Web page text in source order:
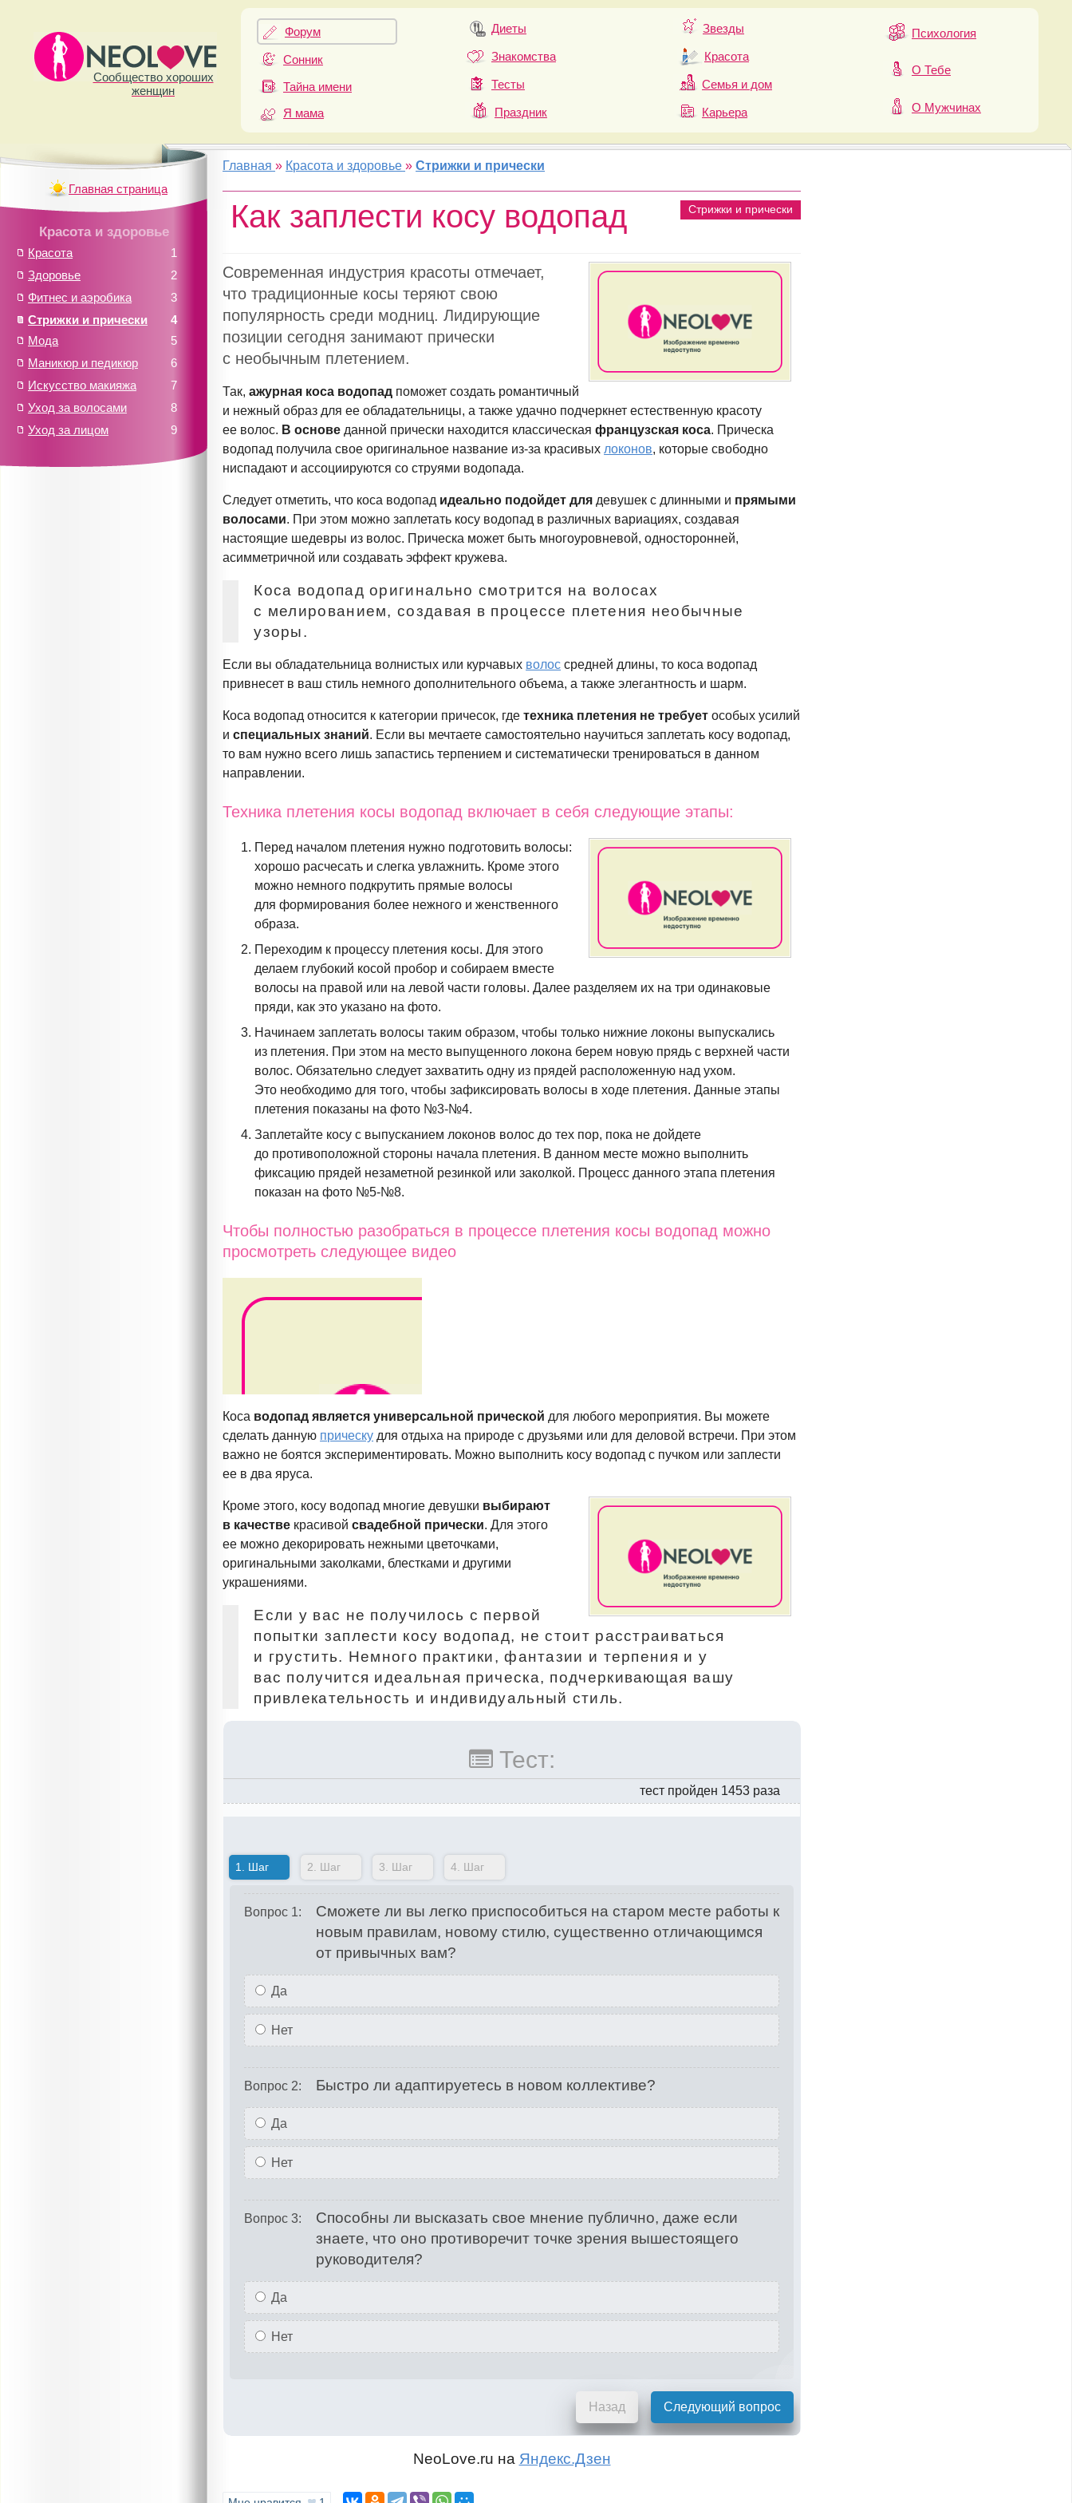
Сообщество хороших
женщин
Форум
Сонник
Тайна имени
Я мама
Диеты
Знакомства
Тесты
Праздник
Звезды
Красота
Семья и дом
Карьера
Психология
О Тебе
О Мужчинах
Главная » Красота и здоровье »Стрижки и прически
Стрижки и прически
Как заплести косу водопад
Современная индустрия красоты отмечает,
что традиционные косы теряют свою
популярность среди модниц. Лидирующие
позиции сегодня занимают прически
с необычным плетением.
Так,ажурная коса водопад поможет создать романтичный
и нежный образ для ее обладательницы, а также удачно подчеркнет естественную красоту
ее волос. В основе данной прически находится классическаяфранцузская коса. Прическа
водопад получила свое оригинальное название из-за красивых локонов, которые свободно
ниспадают и ассоциируются со струями водопада.
Следует отметить, что коса водопад идеально подойдет для девушек с длинными и прямыми
волосами. При этом можно заплетать косу водопад в различных вариациях, создавая
настоящие шедевры из волос. Прическа может быть многоуровневой, односторонней,
асимметричной или создавать эффект кружева.
Коса водопад оригинально смотрится на волосах
с мелированием, создавая в процессе плетения необычные
узоры.
Если вы обладательница волнистых или курчавых волос средней длины, то коса водопад
привнесет в ваш стиль немного дополнительного объема, а также элегантность и шарм.
Коса водопад относится к категории причесок, гдетехника плетения не требует особых усилий
испециальных знаний. Если вы мечтаете самостоятельно научиться заплетать косу водопад,
то вам нужно всего лишь запастись терпением и систематически тренироваться в данном
направлении.
Техника плетения косы водопад включает в себя следующие этапы:
Перед началом плетения нужно подготовить волосы:
хорошо расчесать и слегка увлажнить. Кроме этого
можно немного подкрутить прямые волосы
для формирования более нежного и женственного
образа.
Переходим к процессу плетения косы. Для этого
делаем глубокий косой пробор и собираем вместе
волосы на правой или на левой части головы. Далее разделяем их на три одинаковые
пряди, как это указано на фото.
Начинаем заплетать волосы таким образом, чтобы только нижние локоны выпускались
из плетения. При этом на место выпущенного локона берем новую прядь с верхней части
волос. Обязательно следует захватить одну из прядей расположенную над ухом.
Это необходимо для того, чтобы зафиксировать волосы в ходе плетения. Данные этапы
плетения показаны на фото №3-№4.
Заплетайте косу с выпусканием локонов волос до тех пор, пока не дойдете
до противоположной стороны начала плетения. В данном месте можно выполнить
фиксацию прядей незаметной резинкой или заколкой. Процесс данного этапа плетения
показан на фото №5-№8.
Чтобы полностью разобраться в процессе плетения косы водопад можно
просмотреть следующее видео
Коса водопад является универсальной прической для любого мероприятия. Вы можете
сделать данную прическу для отдыха на природе с друзьями или для деловой встречи. При этом
важно не боятся экспериментировать. Можно выполнить косу водопад с пучком или заплести
ее в два яруса.
Кроме этого, косу водопад многие девушки выбирают
в качестве красивойсвадебной прически. Для этого
ее можно декорировать нежными цветочками,
оригинальными заколками, блестками и другими
украшениями.
Если у вас не получилось с первой
попытки заплести косу водопад, не стоит расстраиваться
и грустить. Немного практики, фантазии и терпения и у
вас получится идеальная прическа, подчеркивающая вашу
привлекательность и индивидуальный стиль.
Тест:
тест пройден 1453 раза
1. Шаг 2. Шаг 3. Шаг 4. Шаг
Вопрос 1:
Сможете ли вы легко приспособиться на старом месте работы к
новым правилам, новому стилю, существенно отличающимся
от привычных вам?
Да
Нет
Вопрос 2: Быстро ли адаптируетесь в новом коллективе?
Да
Нет
Вопрос 3:
Способны ли высказать свое мнение публично, даже если
знаете, что оно противоречит точке зрения вышестоящего
руководителя?
Да
Нет
Назад Следующий вопрос
NeoLove.ru на Яндекс.Дзен
Главная страница
Красота и здоровье
1
Красота
2
Здоровье
3
Фитнес и аэробика
4
Стрижки и прически
5
Мода
6
Маникюр и педикюр
7
Искусство макияжа
8
Уход за волосами
9
Уход за лицом